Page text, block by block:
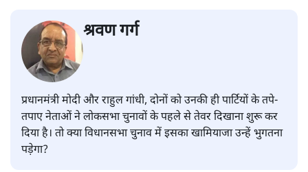
श्रवण गर्ग
प्रधानमंत्री मोदी और राहुल गांधी, दोनों को उनकी ही पार्टियों के तपे-
तपाए नेताओं ने लोकसभा चुनावों के पहले से तेवर दिखाना शुरू कर
दिया है। तो क्या विधानसभा चुनाव में इसका खामियाजा उन्हें भुगतना
पड़ेगा?